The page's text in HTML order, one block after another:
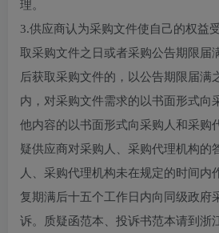
理。
3.供应商认为采购文件使自己的权益
取采购文件之日或者采购公告期限届
后获取采购文件的，以公告期限届满
内，对采购文件需求的以书面形式向
他内容的以书面形式向采购人和采购
疑供应商对采购人、采购代理机构的
人、采购代理机构未在规定的时间内
复期满后十五个工作日内向同级政府
诉。质疑函范本、投诉书范本请到浙